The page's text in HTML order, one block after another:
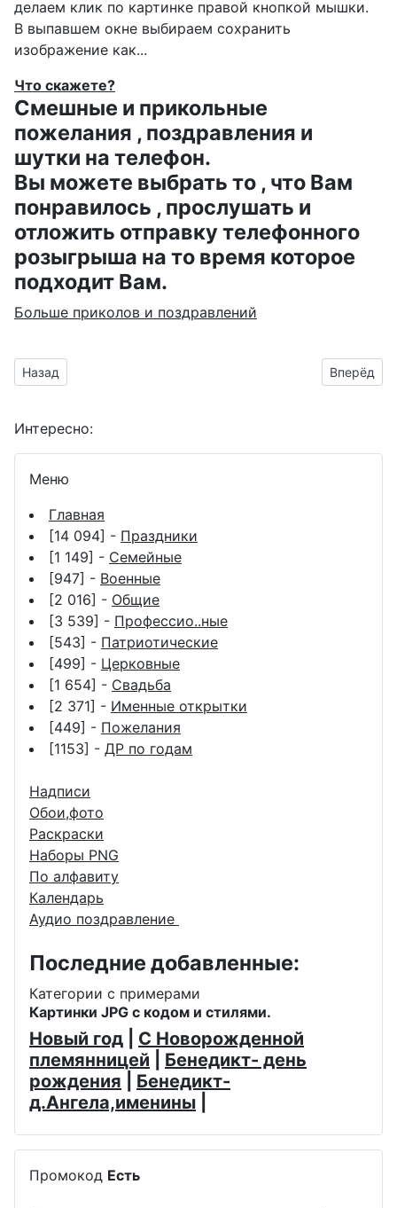
делаем клик по картинке правой кнопкой мышки.
В выпавшем окне выбираем сохранить
изображение как...
Что скажете?
Смешные и прикольные
пожелания , поздравления и
шутки на телефон.
Вы можете выбрать то , что Вам
понравилось , прослушать и
отложить отправку телефонного
розыгрыша на то время которое
подходит Вам.
Больше приколов и поздравлений
Предыдущий материал: гифка для Афонечки ко дню
Назад Вперёд
Интересно:
Меню
Главная
[14 094] - Праздники
[1 149] - Семейные
[947] - Военные
[2 016] - Общие
[3 539] - Профессио..ные
[543] - Патриотические
[499] - Церковные
[1 654] - Свадьба
[2 371] - Именные открытки
[449] - Пожелания
[1153] - ДР по годам
Надписи
Обои,фото
Раскраски
Наборы PNG
По алфавиту
Календарь
Аудио поздравление
Последние добавленные:
Категории с примерами
Картинки JPG с кодом и стилями.
Новый год
С Новорожденной
племянницей
Бенедикт- день
рождения
Бенедикт-
д.Ангела,именины
Промокод Есть